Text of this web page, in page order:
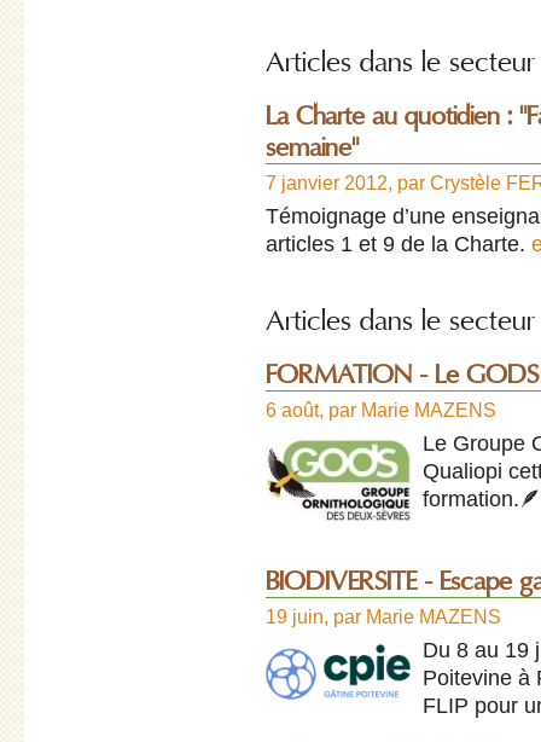
Articles dans le
La Charte au quotidien :
semaine"
7 janvier 2012, par Crystèle
Témoignage d’une
articles 1 et 9 de la Charte.
Articles dans le secteur
FORMATION - Le
6 août, par Marie MAZENS
Le Groupe
Qualiopi
BIODIVERSITE - Escape
19 juin, par Marie MAZENS
Du 8 au 19
Poitevine à
FLIP pour